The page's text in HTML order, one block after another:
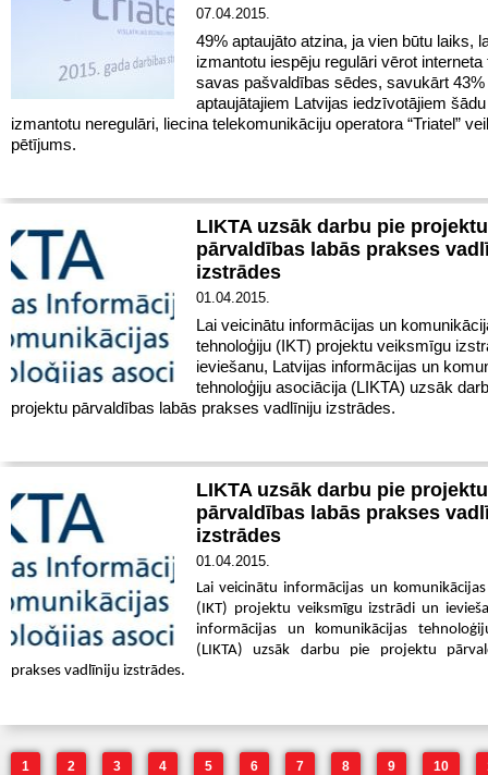
07.04.2015.
49% aptaujāto atzina, ja vien būtu laiks,
izmantotu iespēju regulāri vērot interneta
savas pašvaldības sēdes, savukārt 43%
aptaujātajiem Latvijas iedzīvotājiem
izmantotu neregulāri, liecina telekomunikāciju operatora “Triatel”
pētījums.
LIKTA uzsāk darbu pie projektu
pārvaldības labās prakses
izstrādes
01.04.2015.
Lai veicinātu informācijas un
tehnoloģiju (IKT) projektu veiksmīgu
ieviešanu, Latvijas informācijas un
tehnoloģiju asociācija (LIKTA) uzsāk
projektu pārvaldības labās prakses vadlīniju izstrādes.
LIKTA uzsāk darbu pie projektu
pārvaldības labās prakses
izstrādes
01.04.2015.
Lai veicinātu informācijas un
(IKT) projektu veiksmīgu izstrādi un
informācijas un komunikācijas
(LIKTA) uzsāk darbu pie projektu
prakses vadlīniju izstrādes.
1 2 3 4 5 6 7 8 9 10